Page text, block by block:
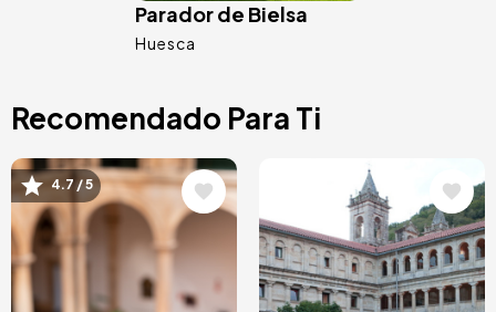
Parador de Bielsa
Huesca
Recomendado Para Ti
Image
4.7 / 5